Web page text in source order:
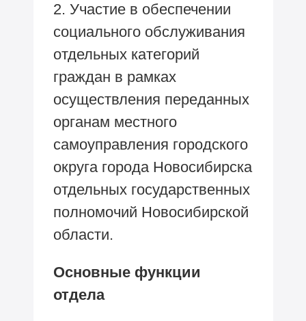
2. Участие в обеспечении
социального обслуживания
отдельных категорий
граждан в рамках
осуществления переданных
органам местного
самоуправления городского
округа города Новосибирска
отдельных государственных
полномочий Новосибирской
области.
Основные функции
отдела